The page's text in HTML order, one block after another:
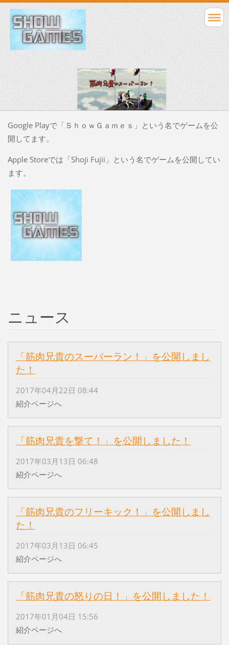
Google Playで「ＳｈｏｗＧａｍｅｓ」という名でゲームを公
開してます。
Apple Storeでは「Shoji Fujii」という名でゲームを公開してい
ます。
ニュース
「筋肉兄貴のスーパーラン！」を公開しまし
た！
2017年04月22日 08:44
紹介ページへ
「筋肉兄貴を撃て！」を公開しました！
2017年03月13日 06:48
紹介ページへ
「筋肉兄貴のフリーキック！」を公開しまし
た！
2017年03月13日 06:45
紹介ページへ
「筋肉兄貴の怒りの日！」を公開しました！
2017年01月04日 15:56
紹介ページへ